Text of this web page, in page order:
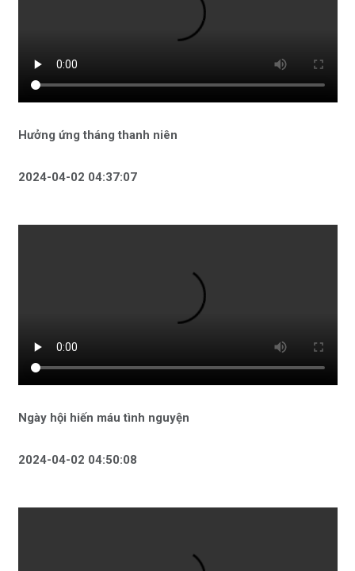
Hưởng ứng tháng thanh niên
2024-04-02 04:37:07
Ngày hội hiến máu tình nguyện
2024-04-02 04:50:08